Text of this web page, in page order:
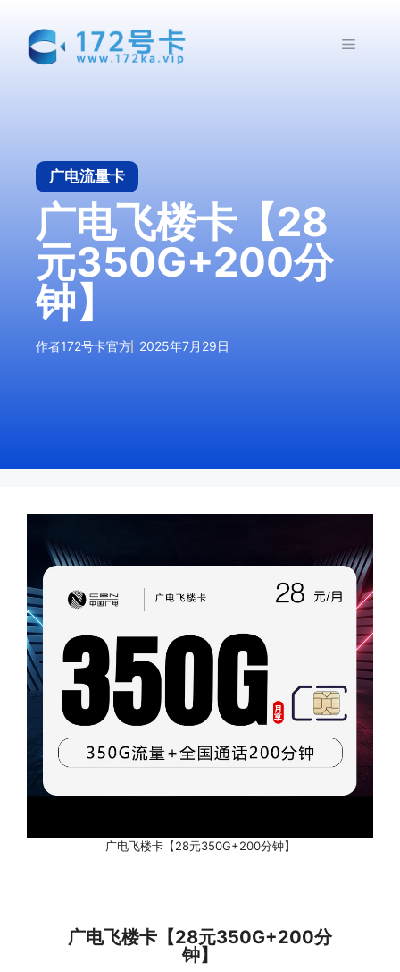
菜
广电流量卡
广电飞楼卡【28
元350G+200分
钟】
作者172号卡官方 2025年7月29日
广电飞楼卡【28元350G+200分钟】
广电飞楼卡【28元350G+200分
钟】